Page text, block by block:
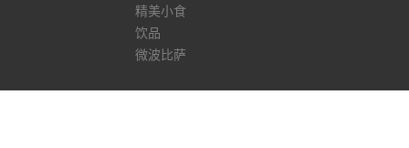
精美小食
饮品
微波比萨